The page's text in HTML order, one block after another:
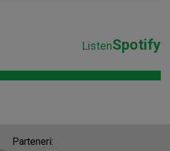
ListenSpotify
Parteneri: